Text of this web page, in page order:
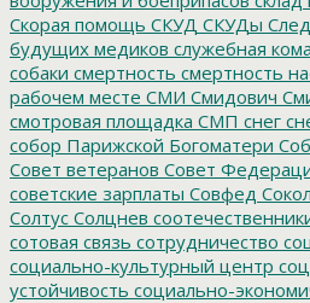
Скорая помощь СКУД СКУДы
будущих медиков служебная
собаки смертность смертность
рабочем месте СМИ Смидович
смотровая площадка СМП снег
собор Парижской Богоматери
Совет ветеранов Совет
советские зарплаты Совфед Сокол
Солтус Солцнев
сотовая связь сотрудничество
социально-культурный центр
устойчивость социально-